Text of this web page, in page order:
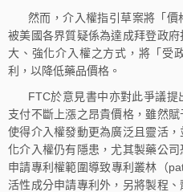
然而，介入權指引草案將「價
被美國各界質疑係為達成拜登政
大、強化介入權之方式，將「受
利，以降低藥品價格。
FTC於意見書中亦對此爭議
支付不斷上漲之昂貴價格，雖然
使得介入權發動更為廣泛且靈活
化介入權仍有隱患，尤其製藥公
申請專利權範圍導致專利叢林（
活性成分申請專利外，另將製程